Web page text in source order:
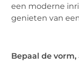
een moderne
genieten van
Bepaal de